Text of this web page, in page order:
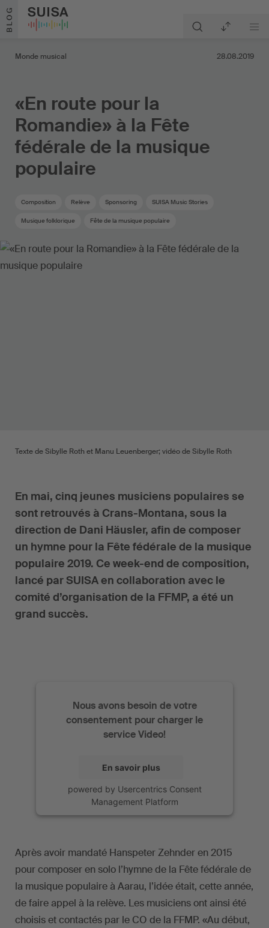
Aller au contenu
BLOG
Monde musical 28.08.2019
«En route pour la
Romandie» à la Fête
fédérale de la musique
populaire
Composition Relève Sponsoring SUISA Music Stories
Musique folklorique Fête de la musique populaire
Texte de Sibylle Roth et Manu Leuenberger; vidéo de Sibylle Roth
En mai, cinq jeunes musiciens populaires se
sont retrouvés à Crans-Montana, sous la
direction de Dani Häusler, afin de composer
un hymne pour la Fête fédérale de la musique
populaire 2019. Ce week-end de composition,
lancé par SUISA en collaboration avec le
comité d’organisation de la FFMP, a été un
grand succès.
Nous avons besoin de votre
consentement pour charger le
service Video!
En savoir plus
powered by Usercentrics Consent
Management Platform
Après avoir mandaté Hanspeter Zehnder en 2015
pour composer en solo l’hymne de la Fête fédérale de
la musique populaire à Aarau, l’idée était, cette année,
de faire appel à la relève. Les musiciens ont ainsi été
choisis et contactés par le CO de la FFMP. «Au début,